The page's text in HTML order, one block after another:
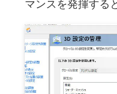
マンスを発揮する